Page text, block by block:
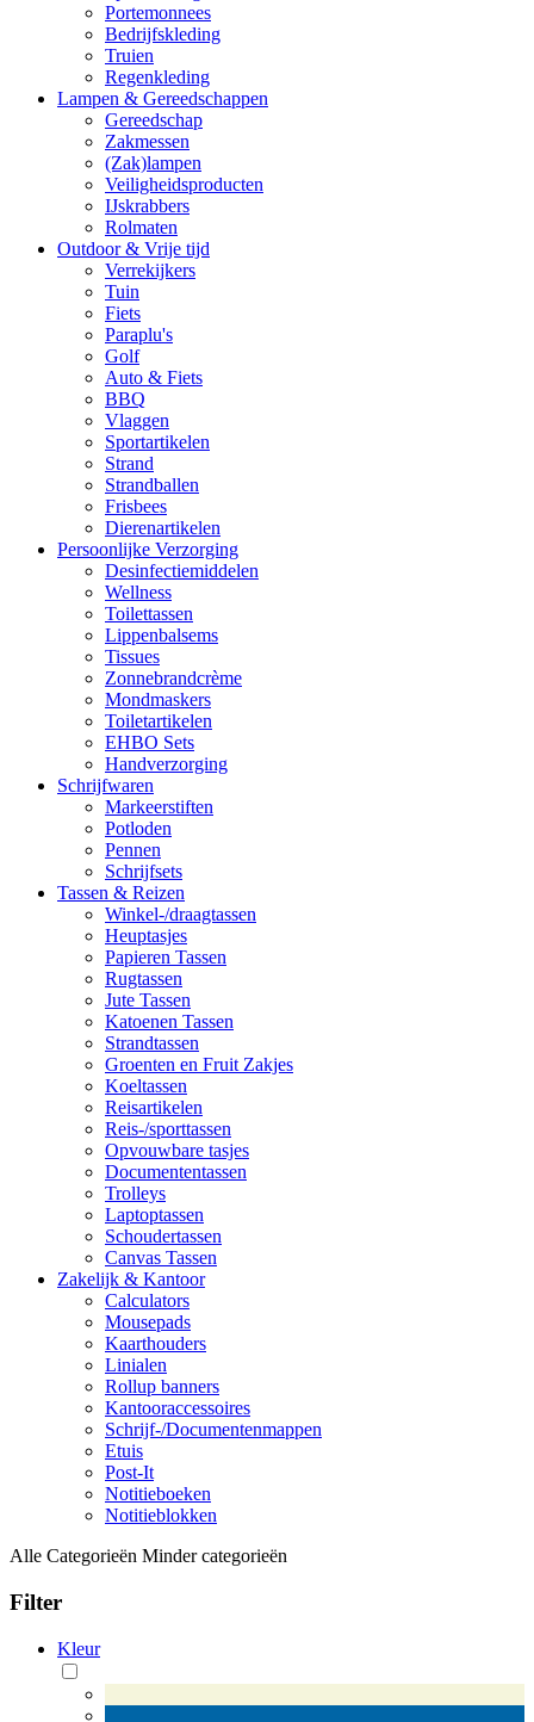
Portemonnees
Bedrijfskleding
Truien
Regenkleding
Lampen & Gereedschappen
Gereedschap
Zakmessen
(Zak)lampen
Veiligheidsproducten
IJskrabbers
Rolmaten
Outdoor & Vrije tijd
Verrekijkers
Tuin
Fiets
Paraplu's
Golf
Auto & Fiets
BBQ
Vlaggen
Sportartikelen
Strand
Strandballen
Frisbees
Dierenartikelen
Persoonlijke Verzorging
Desinfectiemiddelen
Wellness
Toilettassen
Lippenbalsems
Tissues
Zonnebrandcrème
Mondmaskers
Toiletartikelen
EHBO Sets
Handverzorging
Schrijfwaren
Markeerstiften
Potloden
Pennen
Schrijfsets
Tassen & Reizen
Winkel-/draagtassen
Heuptasjes
Papieren Tassen
Rugtassen
Jute Tassen
Katoenen Tassen
Strandtassen
Groenten en Fruit Zakjes
Koeltassen
Reisartikelen
Reis-/sporttassen
Opvouwbare tasjes
Documententassen
Trolleys
Laptoptassen
Schoudertassen
Canvas Tassen
Zakelijk & Kantoor
Calculators
Mousepads
Kaarthouders
Linialen
Rollup banners
Kantooraccessoires
Schrijf-/Documentenmappen
Etuis
Post-It
Notitieboeken
Notitieblokken
Alle Categorieën Minder categorieën
Filter
Kleur